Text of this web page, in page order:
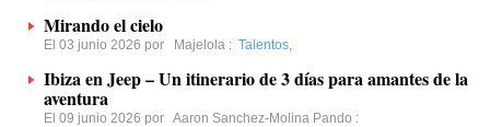
Mirando el cielo
El 03 junio 2026 por Majelola : Talentos,
Ibiza en Jeep – Un itinerario de 3 días para amantes de la
aventura
El 09 junio 2026 por Aaron Sanchez-Molina Pando :